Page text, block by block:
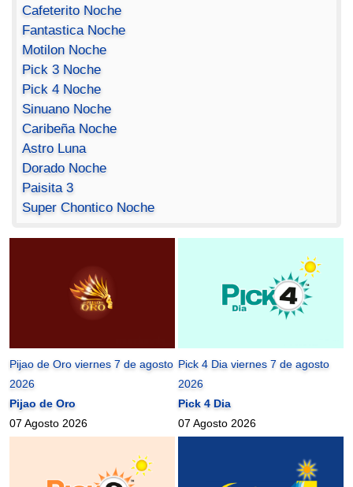
Cafeterito Noche
Fantastica Noche
Motilon Noche
Pick 3 Noche
Pick 4 Noche
Sinuano Noche
Caribeña Noche
Astro Luna
Dorado Noche
Paisita 3
Super Chontico Noche
Pijao de Oro viernes 7 de agosto
2026
Pijao de Oro
07 Agosto 2026
Pick 4 Dia viernes 7 de agosto
2026
Pick 4 Dia
07 Agosto 2026